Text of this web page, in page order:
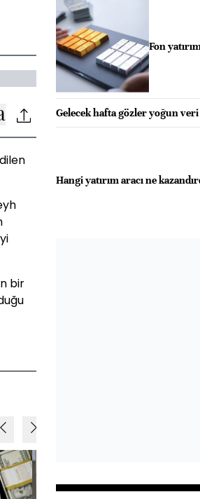
bir
Fon
Gelecek hafta gözler yoğun
Hangi yatırım aracı ne